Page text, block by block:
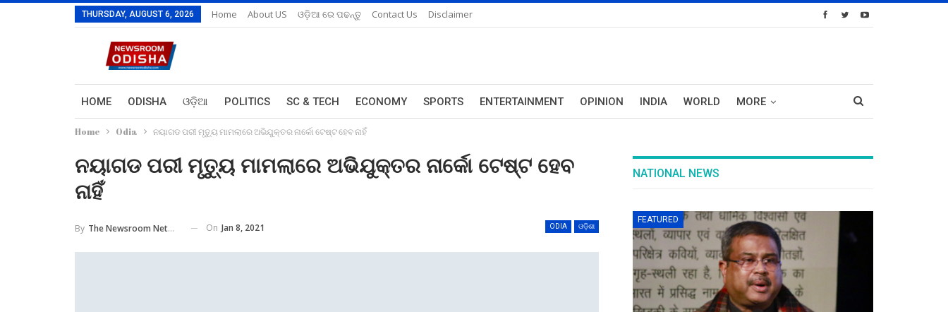
THURSDAY, AUGUST 6, 2026 Home About US ଓଡ଼ିଆ ରେ ପଢନ୍ତୁ Contact Us Disclaimer
HOME ODISHA ଓଡ଼ିଆ POLITICS SC & TECH ECONOMY SPORTS ENTERTAINMENT OPINION INDIA WORLD MORE
Home Odia ନୟାଗଡ ପରୀ ମୃତ୍ୟୁ ମାମଲାରେ ଅଭିଯୁକ୍ତର ନାର୍କୋ ଟେଷ୍ଟ ହେବ ନାହିଁ
ନୟାଗଡ ପରୀ ମୃତ୍ୟୁ ମାମଲାରେ ଅଭିଯୁକ୍ତର ନାର୍କୋ ଟେଷ୍ଟ ହେବ
ନାହିଁ
ODIA ଓଡ଼ିଶା
By The Newsroom Network On Jan 8, 2021
NATIONAL NEWS
FEATURED